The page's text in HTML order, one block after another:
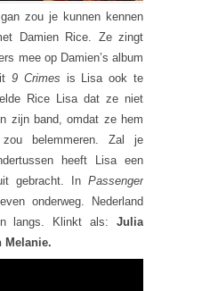
zou je kunnen kennen
Damien Rice. Ze zingt
mee op Damien’s album
9 Crimes is Lisa ook te
Rice Lisa dat ze niet
zijn band, omdat ze hem
belemmeren. Zal je
heeft Lisa een
gebracht. In Passenger
onderweg. Nederland
langs. Klinkt als: Julia
Melanie.